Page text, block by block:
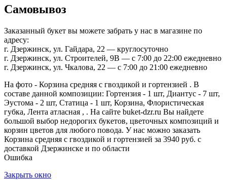
Самовывоз
Заказанный букет вы можете забрать у нас в магазине по
адресу:
г. Дзержинск, ул. Гайдара, 22 — круглосуточно
г. Дзержинск, ул. Строителей, 9В — с 7:00 до 22:00 ежедневно
г. Дзержинск, ул. Чкалова, 22 — с 7:00 до 21:00 ежедневно
На фото - Корзина средняя с гвоздикой и гортензией . В
составе данной композиции: Гортензия - 1 шт, Диантус - 7 шт,
Эустома - 2 шт, Статица - 1 шт, Корзина, Флористическая
губка, Лента атласная , . На сайте buket-dzr.ru Вы найдете
большой выбор недорогих букетов, цветочных композиций и
корзин цветов для любого повода. У нас можно заказать
Корзина средняя с гвоздикой и гортензией за 3940 руб. с
доставкой Дзержинске и по области
Ошибка
Закрыть окно